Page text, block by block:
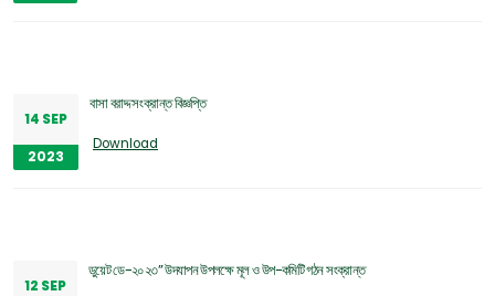
14 SEP
2023
বাসা বরাদ্দ সংক্রান্ত বিজ্ঞপ্তি
Download
12 SEP
ডুয়েট ডে-২০২৩” উদযাপন উপলক্ষে মূল ও উপ-কমিটি গঠন সংক্রান্ত